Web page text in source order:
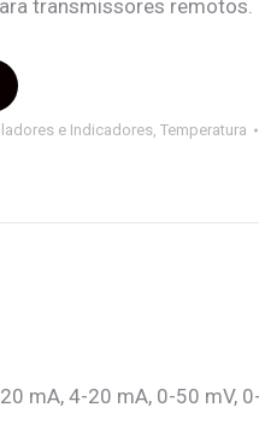
transmissores remotos.
e Indicadores, Temperatura
mA, 4-20 mA, 0-50 mV,